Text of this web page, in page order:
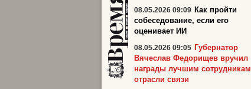
08.05.2026 09:09 Как пройти
собеседование, если его
оценивает ИИ
08.05.2026 09:05 Губернатор
Вячеслав Федорищев вручил
награды лучшим сотрудникам
отрасли связи